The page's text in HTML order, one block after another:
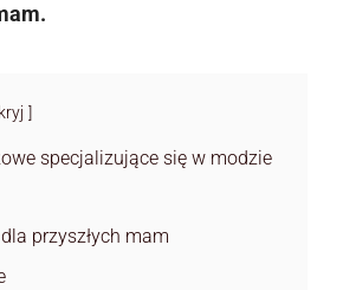
specjalizujące się w modzie
przyszłych mam